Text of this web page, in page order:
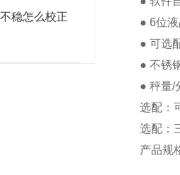
稳怎么校正
● 6位
● 可选
● 不锈
● 秤量/
选配：
选配：
产品规